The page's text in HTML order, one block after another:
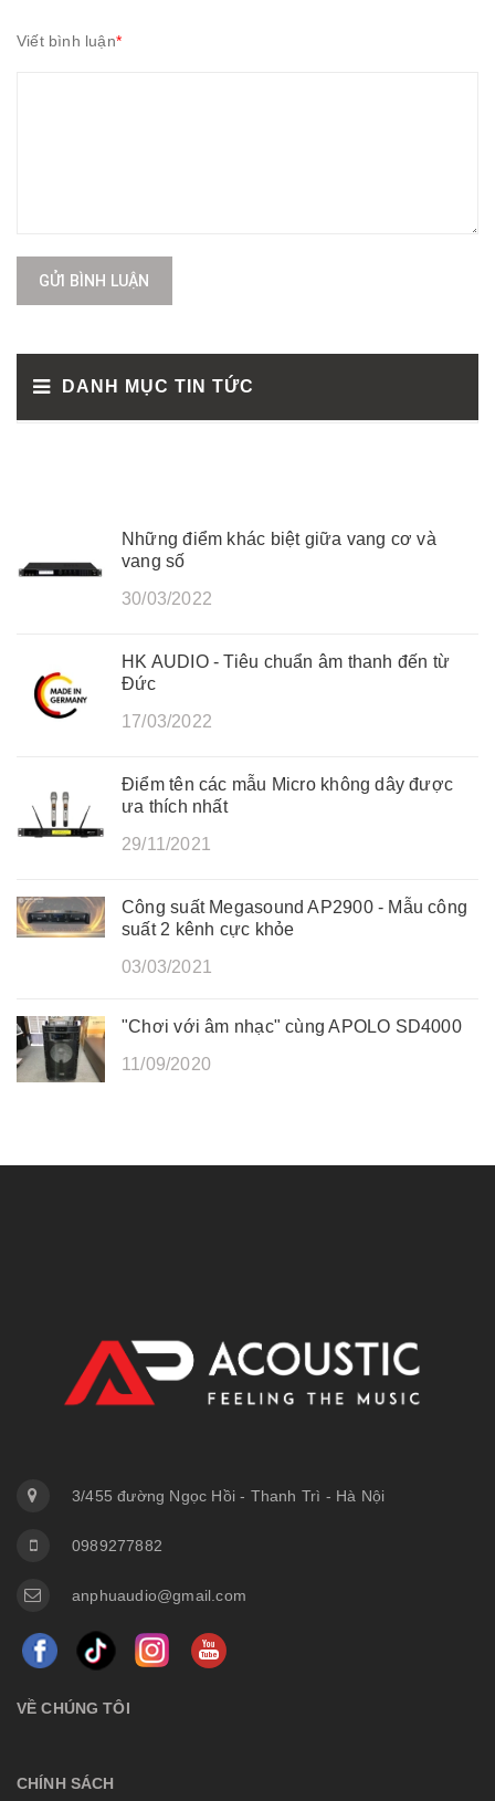
DANH MỤC TIN TỨC
Những điểm khác biệt giữa vang cơ và
vang số
30/03/2022
HK AUDIO - Tiêu chuẩn âm thanh đến từ
Đức
17/03/2022
Điểm tên các mẫu Micro không dây được
ưa thích nhất
29/11/2021
Công suất Megasound AP2900 - Mẫu công
suất 2 kênh cực khỏe
03/03/2021
"Chơi với âm nhạc" cùng APOLO SD4000
11/09/2020
Viết bình luận*
GỬI BÌNH LUẬN
3/455 đường Ngọc Hồi - Thanh Trì - Hà Nội
0989277882
anphuaudio@gmail.com
VỀ CHÚNG TÔI
CHÍNH SÁCH